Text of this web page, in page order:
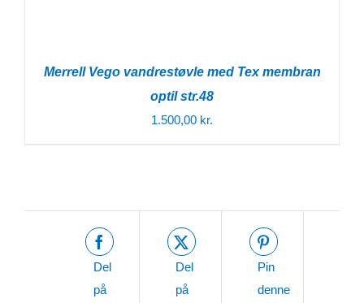
Merrell Vego vandrestøvle med Tex membran
optil str.48
1.500,00 kr.
Del
på
Del
på
Pin
denne